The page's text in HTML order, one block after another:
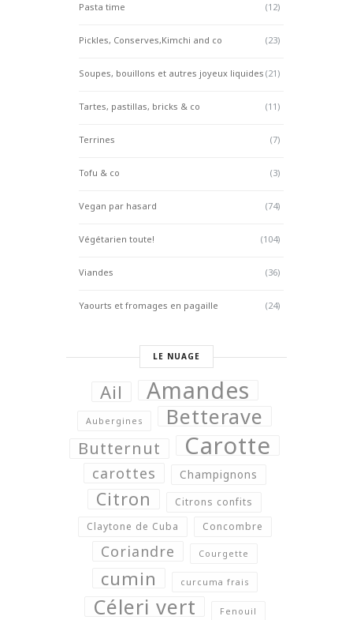
Pasta time (12)
Pickles, Conserves,Kimchi and co (23)
Soupes, bouillons et autres joyeux liquides (21)
Tartes, pastillas, bricks & co (11)
Terrines (7)
Tofu & co (3)
Vegan par hasard (74)
Végétarien toute! (104)
Viandes (36)
Yaourts et fromages en pagaille (24)
LE NUAGE
Ail Amandes
Aubergines Betterave
Butternut Carotte
carottes Champignons
Citron
Citrons confits
Claytone de Cuba
Concombre
Coriandre Courgette
cumin curcuma frais
Céleri vert Fenouil